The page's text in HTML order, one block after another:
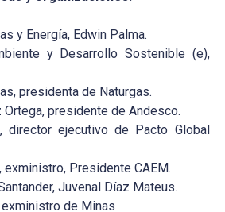
y Energía, Edwin Palma.
y Desarrollo Sostenible (e),
presidenta de Naturgas.
Ortega, presidente de Andesco.
director ejecutivo de Pacto Global
exministro, Presidente CAEM.
Juvenal Díaz Mateus.
de Minas